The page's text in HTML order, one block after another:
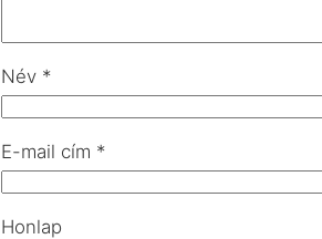
Név *
E-mail cím *
Honlap